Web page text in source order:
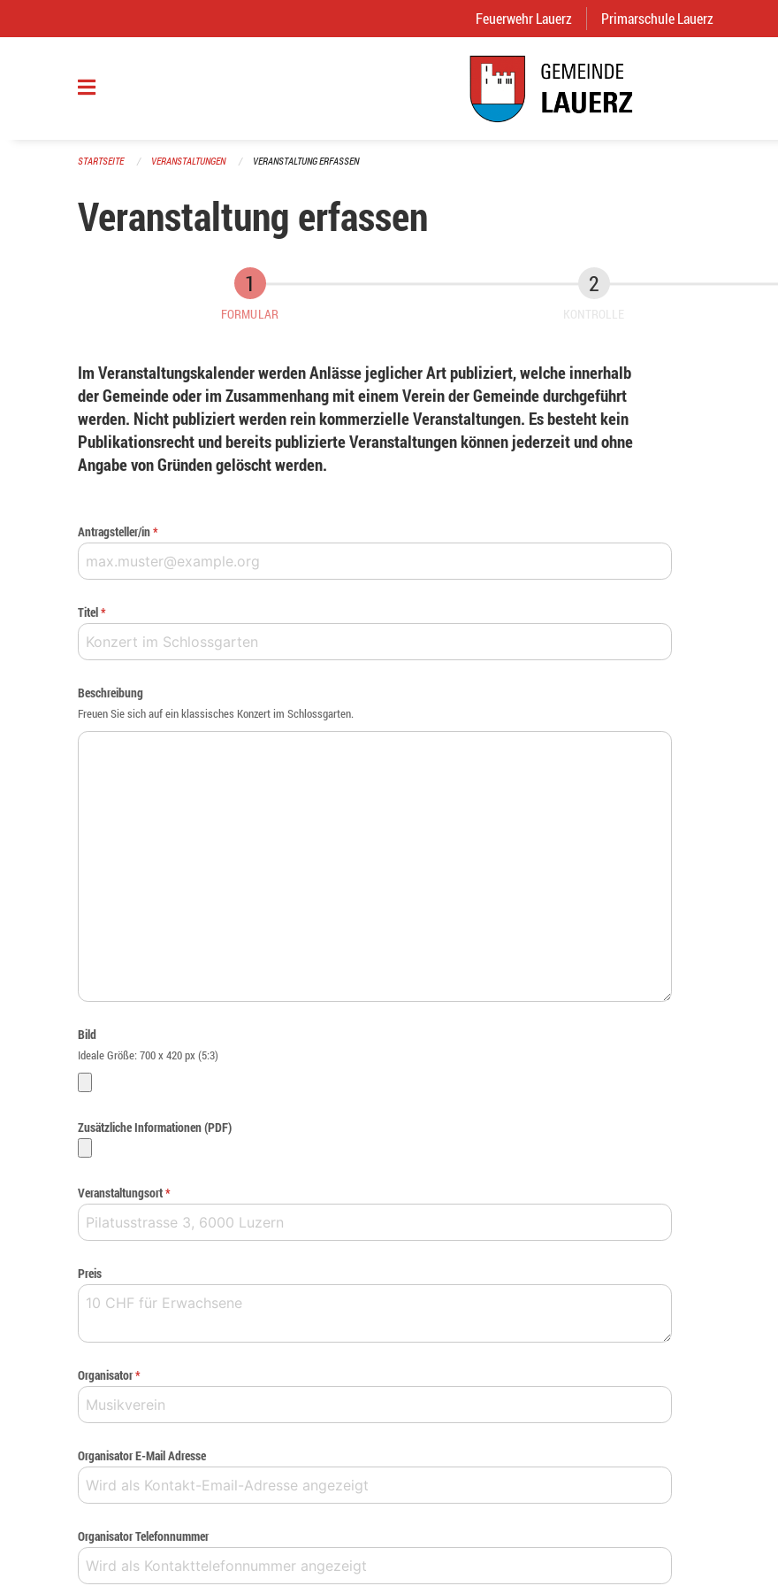
Feuerwehr Lauerz (External Link)
Primarschule Lauerz
STARTSEITE VERANSTALTUNGEN VERANSTALTUNG ERFASSEN
Veranstaltung erfassen
FORMULAR KONTROLLE
Im Veranstaltungskalender werden Anlässe jeglicher Art publiziert, welche innerhalb
der Gemeinde oder im Zusammenhang mit einem Verein der Gemeinde durchgeführt
werden. Nicht publiziert werden rein kommerzielle Veranstaltungen. Es besteht kein
Publikationsrecht und bereits publizierte Veranstaltungen können jederzeit und ohne
Angabe von Gründen gelöscht werden.
Antragsteller/in*
Titel*
Beschreibung
Freuen Sie sich auf ein klassisches Konzert im Schlossgarten.
Bild
Ideale Größe: 700 x 420 px (5:3)
Zusätzliche Informationen (PDF)
Veranstaltungsort*
Preis
Organisator*
Organisator E-Mail Adresse
Organisator Telefonnummer